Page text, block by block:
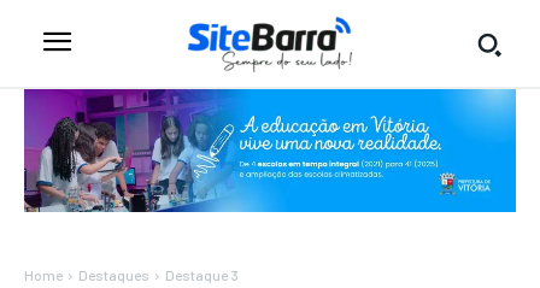
Home Destaques Destaque 3